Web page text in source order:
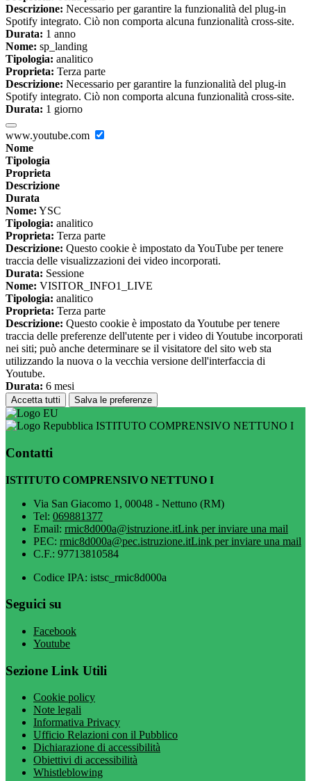
Descrizione: Necessario per garantire la funzionalità del plug-in
Spotify integrato. Ciò non comporta alcuna funzionalità cross-site.
Durata: 1 anno
Nome: sp_landing
Tipologia: analitico
Proprieta: Terza parte
Descrizione: Necessario per garantire la funzionalità del plug-in
Spotify integrato. Ciò non comporta alcuna funzionalità cross-site.
Durata: 1 giorno
www.youtube.com
Nome
Tipologia
Proprieta
Descrizione
Durata
Nome: YSC
Tipologia: analitico
Proprieta: Terza parte
Descrizione: Questo cookie è impostato da YouTube per tenere
traccia delle visualizzazioni dei video incorporati.
Durata: Sessione
Nome: VISITOR_INFO1_LIVE
Tipologia: analitico
Proprieta: Terza parte
Descrizione: Questo cookie è impostato da Youtube per tenere
traccia delle preferenze dell'utente per i video di Youtube incorporati
nei siti; può anche determinare se il visitatore del sito web sta
utilizzando la nuova o la vecchia versione dell'interfaccia di
Youtube.
Durata: 6 mesi
Accetta tutti Salva le preferenze
ISTITUTO COMPRENSIVO NETTUNO I
Contatti
ISTITUTO COMPRENSIVO NETTUNO I
Via San Giacomo 1, 00048 - Nettuno (RM)
Tel: 069881377
Email: rmic8d000a@istruzione.itLink per inviare una mail
PEC: rmic8d000a@pec.istruzione.itLink per inviare una mail
C.F.: 97713810584
Codice IPA: istsc_rmic8d000a
Seguici su
Facebook
Youtube
Sezione Link Utili
Cookie policy
Note legali
Informativa Privacy
Ufficio Relazioni con il Pubblico
Dichiarazione di accessibilità
Obiettivi di accessibilità
Whistleblowing